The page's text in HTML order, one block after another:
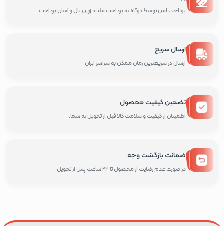
پرداخت امن توسط درگاه به پرداخت ملت، زرین پال و آسان پرداخت
ارسال سریع
ارسال در سریعترین زمان ممکن به سراسر ایران
تضمین کیفیت محصول
اطمینان از کیفیت و سلامت کالا قبل از تحویل به شما.
ضمانت بازگشت وجه
در صورت عدم رضایت از محصول تا 24 ساعت پس از تحویل